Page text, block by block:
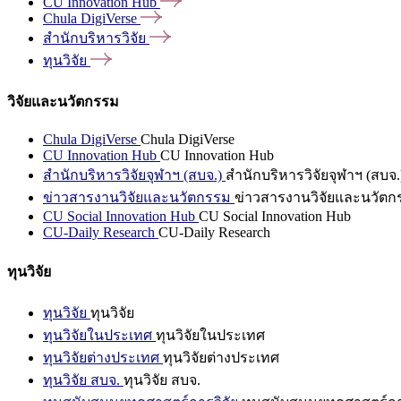
Chula DigiVerse
สำนักบริหารวิจัย
ทุนวิจัย
วิจัยและนวัตกรรม
Chula DigiVerse Chula DigiVerse
CU Innovation Hub CU Innovation Hub
สำนักบริหารวิจัยจุฬาฯ (สบจ.) สำนักบริหารวิจัยจุฬาฯ (สบจ
ข่าวสารงานวิจัยและนวัตกรรม ข่าวสารงานวิจัยและนวัตก
CU Social Innovation Hub CU Social Innovation Hub
CU-Daily Research CU-Daily Research
ทุนวิจัย
ทุนวิจัย ทุนวิจัย
ทุนวิจัยในประเทศ ทุนวิจัยในประเทศ
ทุนวิจัยต่างประเทศ ทุนวิจัยต่างประเทศ
ทุนวิจัย สบจ. ทุนวิจัย สบจ.